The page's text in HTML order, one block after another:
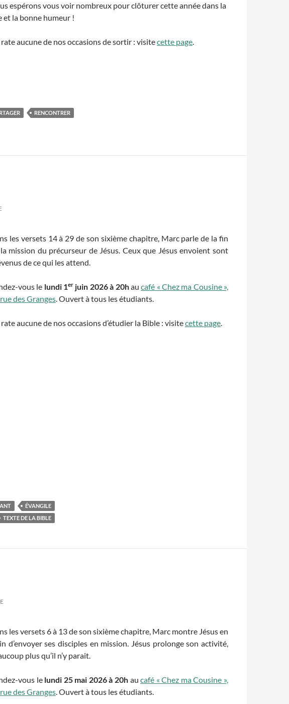
espérons vous voir nombreux pour clôturer cette année dans la
et la bonne humeur !
rate aucune de nos occasions de sortir : visitecette page.
RENCONTRER
les versets 14 à 29 de son sixième chapitre, Marc parle de la fin
mission du précurseur de Jésus. Ceux que Jésus envoient sont
de ce qui les attend.
vous le lundi 1er juin 2026 à 20haucafé « Chez ma Cousine »,
des Granges. Ouvert à tous les étudiants.
aucune de nos occasions d’étudier la Bible : visitecette page.
ÉVANGILE
TEXTE DE LA BIBLE
les versets 6 à 13 de son sixième chapitre, Marc montre Jésus en
d’envoyer ses disciples en mission. Jésus prolonge son activité,
plus qu’il n’y parait.
vous le lundi 25 mai 2026 à 20h aucafé « Chez ma Cousine »,
des Granges. Ouvert à tous les étudiants.